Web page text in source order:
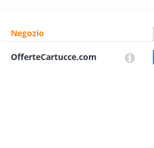
Negozio
OfferteCartucce.com